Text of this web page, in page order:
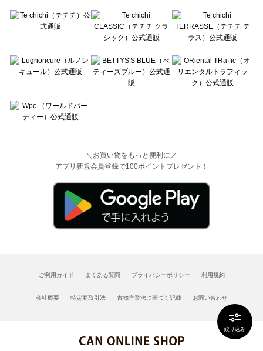
絞り込み
＼お買い物をもっと便利に／
アプリ新規会員登録で100ポイントプレゼント！
ご利用ガイド よくある質問 プライバシーポリシー 利用規約
会社概要 特定商取引法 古物営業法に基づく記載 お問い合わせ